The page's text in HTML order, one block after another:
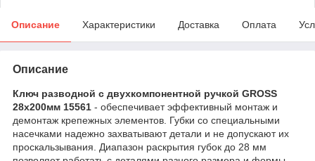
Описание Характеристики Доставка Оплата
Описание
Ключ разводной с двухкомпонентной ручкой GROSS
28х200мм 15561 - обеспечивает эффективный монтаж и
демонтаж крепежных элементов. Губки со специальными
насечками надежно захватывают детали и не допускают их
проскальзывания. Диапазон раскрытия губок до 28 мм